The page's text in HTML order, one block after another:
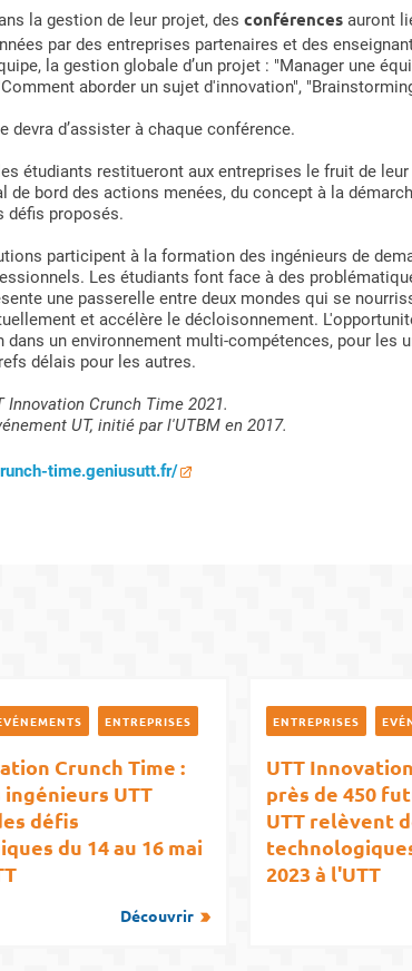
la gestion de leur projet, des conférences auront
par des entreprises partenaires et des
la gestion globale d’un projet : "Manager une
aborder un sujet d'innovation",
devra d’assister à chaque conférence.
étudiants restitueront aux entreprises le fruit de
de bord des actions menées, du concept à la
défis proposés.
participent à la formation des ingénieurs de
Les étudiants font face à des
une passerelle entre deux mondes qui se
et accélère le décloisonnement.
un environnement multi-compétences, pour les
délais pour les autres.
Innovation Crunch Time 2021.
UT, initié par l'UTBM en 2017.
time.geniusutt.fr/
ENTREPRISES
Crunch Time :
UTT
défis
du 14 au 16 mai
Découvrir
ENTREPRISES
UTT
près de 450
UTT relèvent
2023 à l'UTT